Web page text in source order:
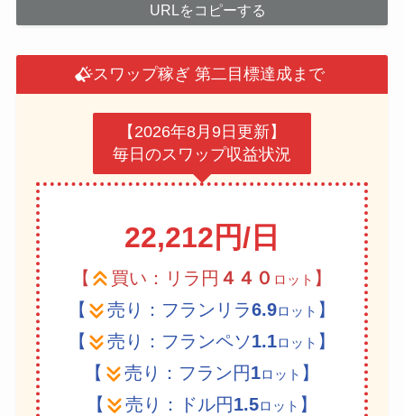
URLをコピーする
スワップ稼ぎ 第二目標達成まで
【2026年8月9日更新】
毎日のスワップ収益状況
22,212円/日
【 買い：リラ円 ４ ４ ０ ロット 】
【
売り：フランリラ6.9ロット 】
【
売り：フランペソ1.1ロット 】
【
売り：フラン円1ロット 】
【
売り：ドル円1.5ロット 】